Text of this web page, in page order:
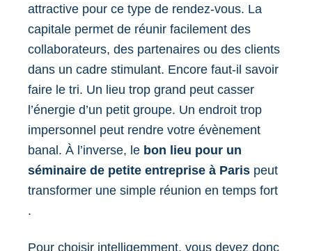
attractive pour ce type de rendez-vous. La
capitale permet de réunir facilement des
collaborateurs, des partenaires ou des clients
dans un cadre stimulant. Encore faut-il savoir
faire le tri. Un lieu trop grand peut casser
l’énergie d’un petit groupe. Un endroit trop
impersonnel peut rendre votre évènement
banal. À l’inverse, le bon lieu pour un
séminaire de petite entreprise à Paris peut
transformer une simple réunion en temps fort
.
Pour choisir intelligemment, vous devez donc